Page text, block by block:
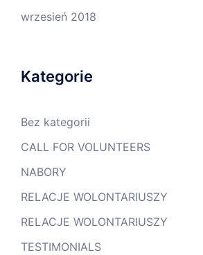
wrzesień 2018
Kategorie
Bez kategorii
CALL FOR VOLUNTEERS
NABORY
RELACJE WOLONTARIUSZY
RELACJE WOLONTARIUSZY
TESTIMONIALS